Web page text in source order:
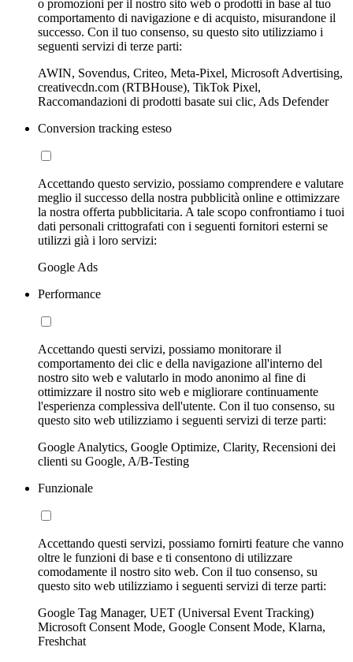
o promozioni per il nostro sito web o prodotti in base al tuo
comportamento di navigazione e di acquisto, misurandone il
successo. Con il tuo consenso, su questo sito utilizziamo i
seguenti servizi di terze parti:
AWIN, Sovendus, Criteo, Meta-Pixel, Microsoft Advertising,
creativecdn.com (RTBHouse), TikTok Pixel,
Raccomandazioni di prodotti basate sui clic, Ads Defender
Conversion tracking esteso
Accettando questo servizio, possiamo comprendere e valutare
meglio il successo della nostra pubblicità online e ottimizzare
la nostra offerta pubblicitaria. A tale scopo confrontiamo i tuoi
dati personali crittografati con i seguenti fornitori esterni se
utilizzi già i loro servizi:
Google Ads
Performance
Accettando questi servizi, possiamo monitorare il
comportamento dei clic e della navigazione all'interno del
nostro sito web e valutarlo in modo anonimo al fine di
ottimizzare il nostro sito web e migliorare continuamente
l'esperienza complessiva dell'utente. Con il tuo consenso, su
questo sito web utilizziamo i seguenti servizi di terze parti:
Google Analytics, Google Optimize, Clarity, Recensioni dei
clienti su Google, A/B-Testing
Funzionale
Accettando questi servizi, possiamo fornirti feature che vanno
oltre le funzioni di base e ti consentono di utilizzare
comodamente il nostro sito web. Con il tuo consenso, su
questo sito web utilizziamo i seguenti servizi di terze parti:
Google Tag Manager, UET (Universal Event Tracking)
Microsoft Consent Mode, Google Consent Mode, Klarna,
Freshchat